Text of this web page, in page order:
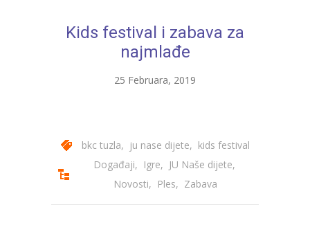
---- Pčelica
---- Poletarac
Kids festival i zabava za
najmlađe
25 Februara, 2019
bkc tuzla, ju nase dijete, kids festival
Događaji, Igre, JU Naše dijete,
Novosti, Ples, Zabava